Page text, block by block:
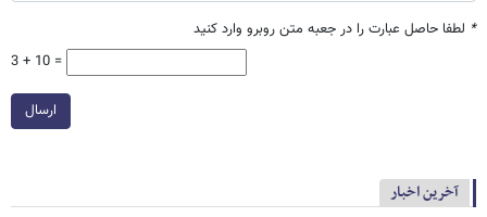
* لطفا حاصل عبارت را در جعبه متن روبرو وارد کنید
3 + 10 =
ارسال
آخرین اخبار